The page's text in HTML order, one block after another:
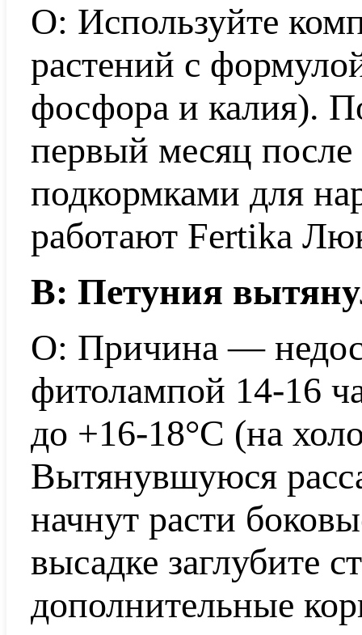
О: Используйте
растений с
фосфора и калия).
первый месяц
подкормками для
работают Fertika
В: Петуния
О: Причина —
фитолампой 14-16
до +16-18°C (на
Вытянувшуюся
начнут расти
высадке заглубите
дополнительные